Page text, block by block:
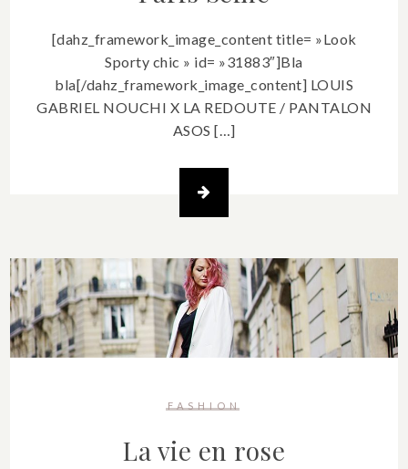
[dahz_framework_image_content title= »Look
Sporty chic » id= »31883″]Bla
bla[/dahz_framework_image_content] LOUIS
GABRIEL NOUCHI X LA REDOUTE / PANTALON
ASOS […]
FASHION
La vie en rose